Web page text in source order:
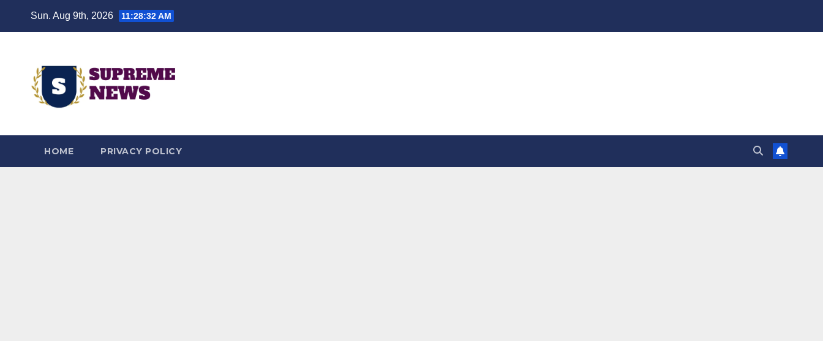
Sun. Aug 9th, 2026 11:28:33 AM
HOME PRIVACY POLICY